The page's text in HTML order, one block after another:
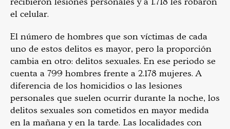
el celular.
El número de hombres que son víctimas de cada
uno de estos delitos es mayor, pero la proporción
cambia en otro: delitos sexuales. En ese periodo se
cuenta a 799 hombres frente a 2.178 mujeres. A
diferencia de los homicidios o las lesiones
personales que suelen ocurrir durante la noche, los
delitos sexuales son cometidos en mayor medida
en la mañana y en la tarde. Las localidades con